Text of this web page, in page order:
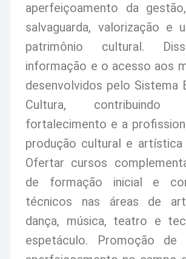
aperfeiçoamento da
salvaguarda, valorização e
patrimônio cultural.
informação e o acesso aos
desenvolvidos pelo Sistema
Cultura,
fortalecimento e a
produção cultural e
Ofertar cursos
de formação inicial e
técnicos nas áreas de
dança, música, teatro e
espetáculo. Promoção de